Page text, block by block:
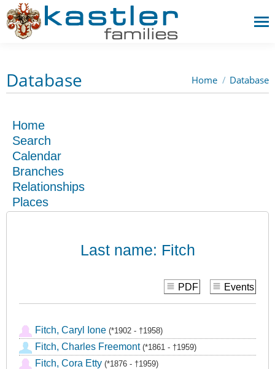
Database You are here:
Home Database
Home
Search
Calendar
Branches
Relationships
Places
Last name: Fitch
PDF Events
Fitch, Caryl Ione (*1902 - †1958)
Fitch, Charles Freemont (*1861 - †1959)
Fitch, Cora Etty (*1876 - †1959)